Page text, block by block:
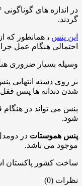
گردند.
این پنس ، همانطور که
احتمالی هنگام عمل
وسیله بسیار ضروری
بر روی دسته انتهایی
شدن دندانه ها پنس
پنس می تواند در
شود.
پنس هموستات در
موجود می باشد.
ساخت کشور پاکستان
نظرات (0)